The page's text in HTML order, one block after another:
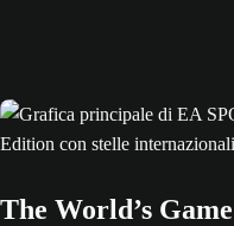
The World’s Game